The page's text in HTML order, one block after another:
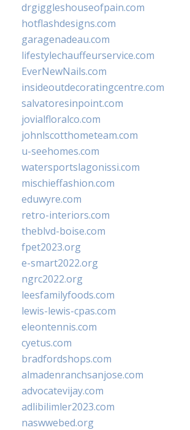
drgiggleshouseofpain.com
hotflashdesigns.com
garagenadeau.com
lifestylechauffeurservice.com
EverNewNails.com
insideoutdecoratingcentre.com
salvatoresinpoint.com
jovialfloralco.com
johnlscotthometeam.com
u-seehomes.com
watersportslagonissi.com
mischieffashion.com
eduwyre.com
retro-interiors.com
theblvd-boise.com
fpet2023.org
e-smart2022.org
ngrc2022.org
leesfamilyfoods.com
lewis-lewis-cpas.com
eleontennis.com
cyetus.com
bradfordshops.com
almadenranchsanjose.com
advocatevijay.com
adlibilimler2023.com
naswwebed.org